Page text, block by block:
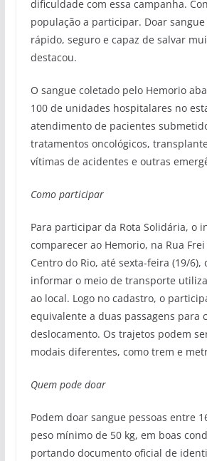
dificuldade com essa campanha.
população a participar. Doar
rápido, seguro e capaz de salvar
destacou.
O sangue coletado pelo Hemorio
100 de unidades hospitalares no
atendimento de pacientes
tratamentos oncológicos,
vítimas de acidentes e outras
Como participar
Para participar da Rota Solidária, o
comparecer ao Hemorio, na Rua Frei
Centro do Rio, até sexta-feira (19/6),
informar o meio de transporte
ao local. Logo no cadastro, o
equivalente a duas passagens para
deslocamento. Os trajetos podem
modais diferentes, como trem e
Quem pode doar
Podem doar sangue pessoas entre
peso mínimo de 50 kg, em boas
portando documento oficial de